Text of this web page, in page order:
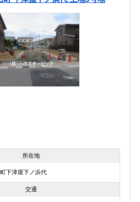
所在地
下津屋下ノ浜代
交通